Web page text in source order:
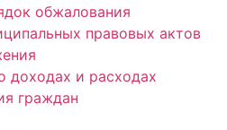
обжалования
правовых актов
доходах и расходах
граждан